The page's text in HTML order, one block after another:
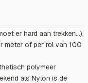
er hard aan trekken...),
meter of per rol van 100
polymeer
als Nylon is de